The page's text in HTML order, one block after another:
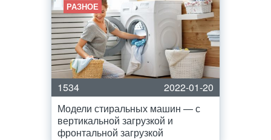
РАЗНОЕ
1534
2022-01-20
Модели стиральных машин — с
вертикальной загрузкой и
фронтальной загрузкой